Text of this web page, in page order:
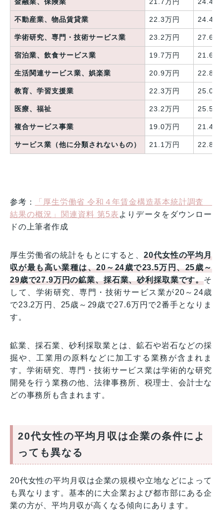
金融業、保険業 21.7万円 24.4万
不動産業、物品賃貸業 22.3万円 24.4万
学術研究、専門・技術サービス業 23.2万円 27.6万
宿泊業、飲食サービス業 19.7万円 21.6万
生活関連サービス業、娯楽業 20.9万円 22.8万
教育、学習支援業 22.3万円 25.0万
医療、福祉 23.2万円 25.5万
複合サービス事業 19.0万円 21.4万
サービス業（他に分類されないもの） 21.1万円 22.8万
参考：
「厚生労働省 令和４年賃金構造基本統計調査
結果の概況」関連資料 第5表 よりデータをダウンロー
ドの上筆者作成
厚生労働省の統計をもとにすると、20代女性の平均月
収が最も高い業種は、20～24歳で23.5万円、25歳～
29歳で27.9万円の鉱業、採石業、砂利採取業です。そ
して、学術研究、専門・技術サービス業が20～24歳
で23.2万円、25歳～29歳で27.6万円で2番手となりま
す。
鉱業、採石業、砂利採取業とは、鉱石や岩石などの採
掘や、工業用の原料などに加工する業務が含まれま
す。学術研究、専門・技術サービス業は学術的な研究
開発を行う業務の他、法律事務所、税理士、会計士な
どの事務所も含まれます。
20代女性の平均月収は企業の条件によ
っても異なる
20代女性の平均月収は企業の規模や立地などによって
も異なります。基本的に大企業および都市部にある企
業の方が、平均月収が高くなる傾向にあります。